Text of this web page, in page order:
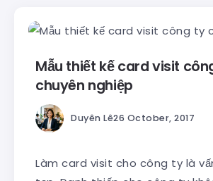
Mẫu thiết kế card visit
chuyên nghiệp
Duyên Lê26 October, 2017
Làm card visit cho công ty là